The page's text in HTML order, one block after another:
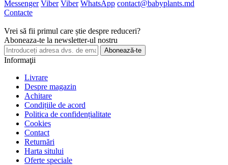
Messenger Viber Viber WhatsApp contact@babyplants.md
Contacte
Vrei să fii primul care știe despre reduceri?
Aboneaza-te la newsletter-ul nostru
Abonează-te
Informaţii
Livrare
Despre magazin
Achitare
Condițiile de acord
Politica de confidențialitate
Cookies
Contact
Returnări
Harta sitului
Oferte speciale